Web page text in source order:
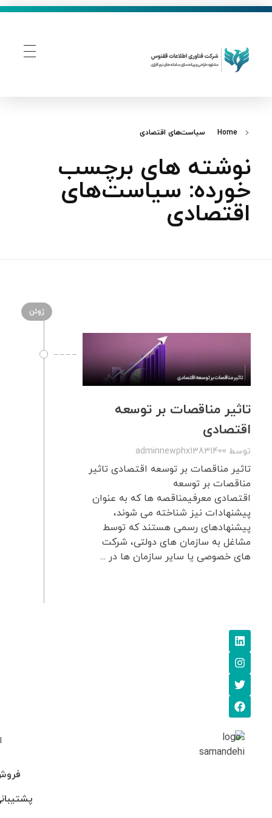
Home سیاست‌های اقتصادی
نوشته های برچسب
خورده: سیاست‌های
اقتصادی
ژوئن
تاثیر مناقصات بر توسعه
اقتصادی
توسط adminnewphx13831400
تاثیر مناقصات بر توسعه اقتصادی تاثیر
مناقصات بر توسعه
اقتصادی معرفیمناقصه ها که به عنوان
پیشنهادات نیز شناخته می شوند،
پیشنهادهای رسمی هستند که توسط
مشاغل به سازمان های دولتی، شرکت
های خصوصی یا سایر سازمان ها در ...
فروش:
پشتیبانی: 95-